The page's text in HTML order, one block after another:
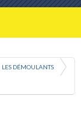
LES DÉMOULANTS